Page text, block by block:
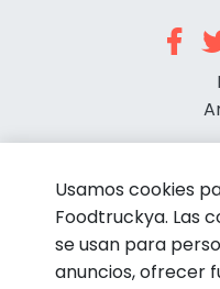
Usamos cookies
Foodtruckya. Las
se usan para
anuncios, ofrecer